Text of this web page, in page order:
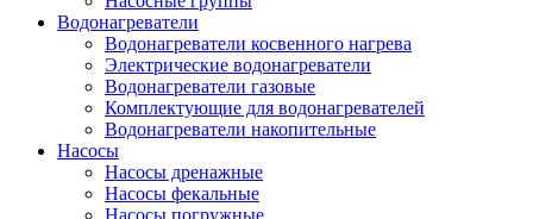
Водонагреватели
Водонагреватели косвенного нагрева
Электрические водонагреватели
Водонагреватели газовые
Комплектующие для водонагревателей
Водонагреватели накопительные
Насосы
Насосы дренажные
Насосы фекальные
Насосы погружные